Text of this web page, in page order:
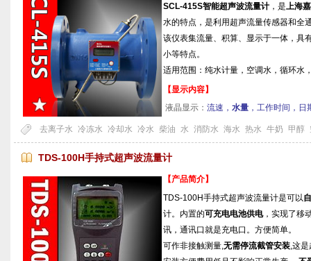
SCL-415S智能超声波流量计 ，是上海
水的特点，是利用超声流量传感器和全
该仪表集流量、积算、显示于一体，具
小等特点。
适用范围：纯水计量，空调水，循环水
【显示内容】
液晶显示： 流速， 水量 ，工作时间，日
去离子水 冷冻水 冷却水 冷水 柴油 水 消防水 海水 热水 牛奶 甲醇
TDS-100H手持式超声波流量计
【产品简介】
TDS-100H手持式超声波流量计是可以
计。内置的可充电电池供电，实现了移
讯，通讯口就是充电口。方便简单。
可作非接触测量,无需停流截管安装,这